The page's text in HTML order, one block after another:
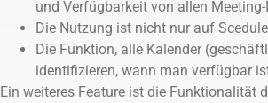
und Verfügbarkeit von allen
Die Nutzung ist nicht nur auf
Die Funktion, alle Kalender
identifizieren, wann man verfügbar
Ein weiteres Feature ist die Funktionalität